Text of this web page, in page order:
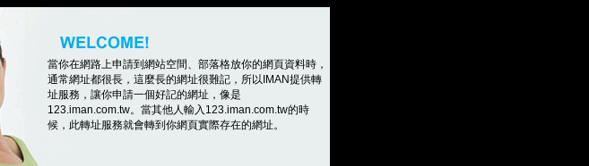
當你在網路上申請到網站空間、部落格放你的網頁資料時，
通常網址都很長，這麼長的網址很難記，所以IMAN提供轉
址服務，讓你申請一個好記的網址，像是
123.iman.com.tw。當其他人輸入123.iman.com.tw的時
候，此轉址服務就會轉到你網頁實際存在的網址。